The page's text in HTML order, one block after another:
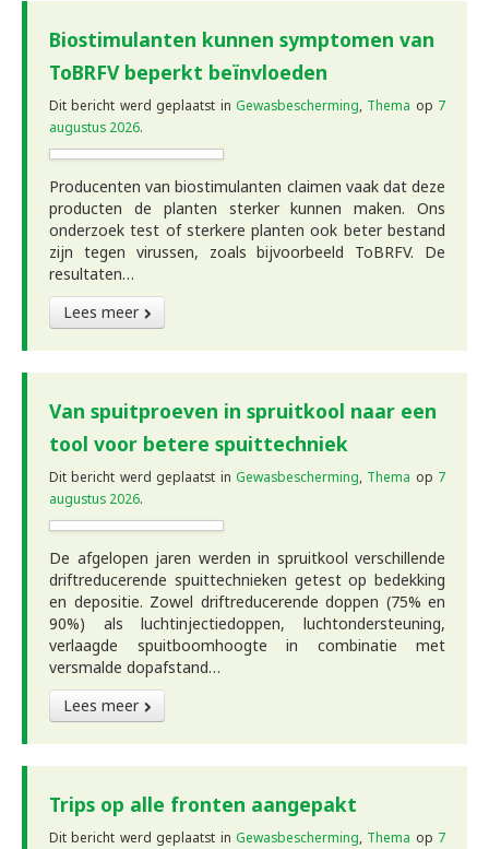
Biostimulanten kunnen symptomen van
ToBRFV beperkt beïnvloeden
Dit bericht werd geplaatst in Gewasbescherming, Thema op 7
augustus 2026.
Producenten van biostimulanten claimen vaak dat deze
producten de planten sterker kunnen maken. Ons
onderzoek test of sterkere planten ook beter bestand
zijn tegen virussen, zoals bijvoorbeeld ToBRFV. De
resultaten…
Lees meer
Van spuitproeven in spruitkool naar een
tool voor betere spuittechniek
Dit bericht werd geplaatst in Gewasbescherming, Thema op 7
augustus 2026.
De afgelopen jaren werden in spruitkool verschillende
driftreducerende spuittechnieken getest op bedekking
en depositie. Zowel driftreducerende doppen (75% en
90%) als luchtinjectiedoppen, luchtondersteuning,
verlaagde spuitboomhoogte in combinatie met
versmalde dopafstand…
Lees meer
Trips op alle fronten aangepakt
Dit bericht werd geplaatst in Gewasbescherming, Thema op 7